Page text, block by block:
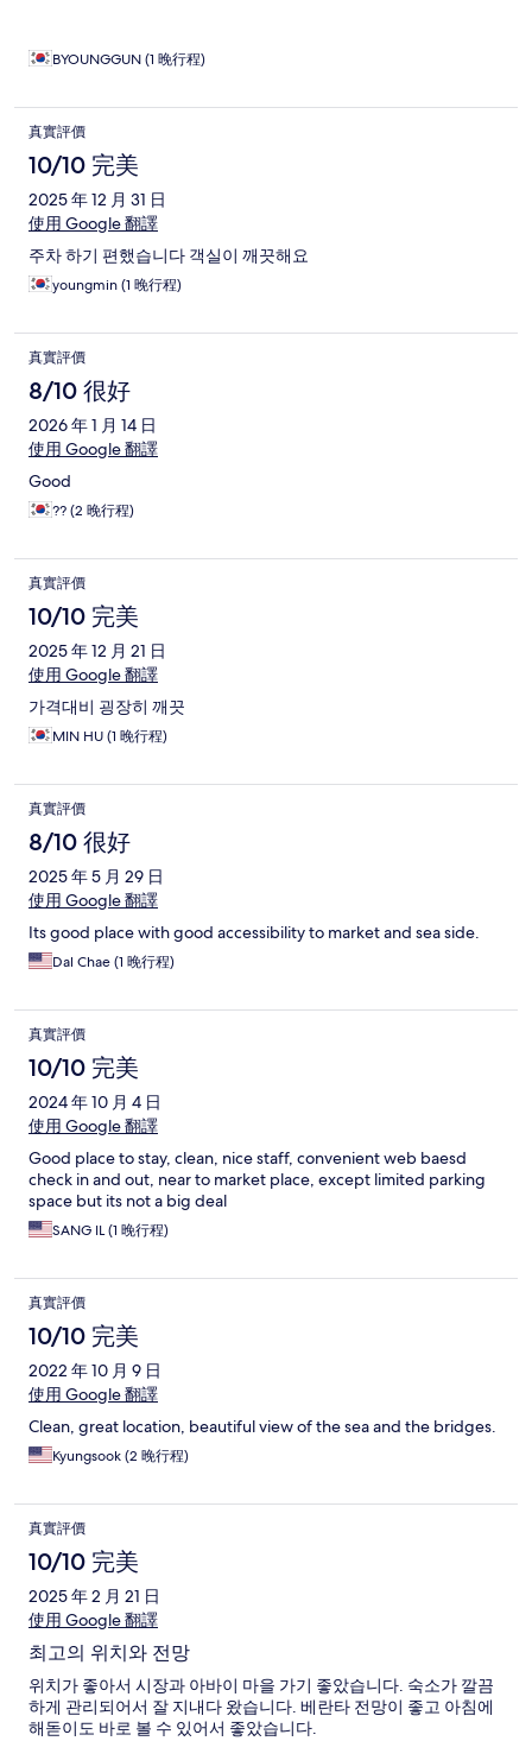
BYOUNGGUN (1 晚行程)
真實評價
10/10 完美
2025 年 12 月 31 日
使用 Google 翻譯
주차 하기 편했습니다 객실이 깨끗해요
youngmin (1 晚行程)
真實評價
8/10 很好
2026 年 1 月 14 日
使用 Google 翻譯
Good
?? (2 晚行程)
真實評價
10/10 完美
2025 年 12 月 21 日
使用 Google 翻譯
가격대비 굉장히 깨끗
MIN HU (1 晚行程)
真實評價
8/10 很好
2025 年 5 月 29 日
使用 Google 翻譯
Its good place with good accessibility to market and sea side.
Dal Chae (1 晚行程)
真實評價
10/10 完美
2024 年 10 月 4 日
使用 Google 翻譯
Good place to stay, clean, nice staff, convenient web baesd
check in and out, near to market place, except limited parking
space but its not a big deal
SANG IL (1 晚行程)
真實評價
10/10 完美
2022 年 10 月 9 日
使用 Google 翻譯
Clean, great location, beautiful view of the sea and the bridges.
Kyungsook (2 晚行程)
真實評價
10/10 完美
2025 年 2 月 21 日
使用 Google 翻譯
최고의 위치와 전망
위치가 좋아서 시장과 아바이 마을 가기 좋았습니다. 숙소가 깔끔
하게 관리되어서 잘 지내다 왔습니다. 베란타 전망이 좋고 아침에
해돋이도 바로 볼 수 있어서 좋았습니다.